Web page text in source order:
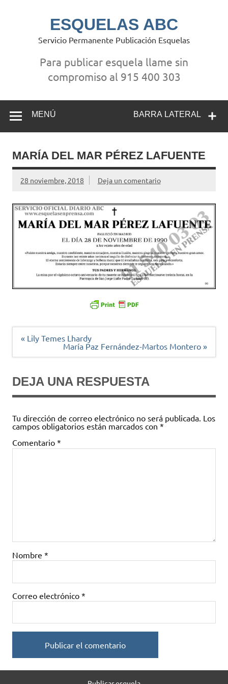
ESQUELAS ABC
Servicio Permanente Publicación Esquelas
Para publicar esquela llame sin
compromiso al 915 400 303
BARRA LATERAL
MENÚ
MARÍA DEL MAR PÉREZ LAFUENTE
28 noviembre, 2018 Deja un comentario
Navegación
« Lily Temes Lhardy
María Paz Fernández-Martos Montero »
DEJA UNA RESPUESTA
Tu dirección de correo electrónico no será publicada. Los
campos obligatorios están marcados con *
Comentario *
Nombre *
Correo electrónico *